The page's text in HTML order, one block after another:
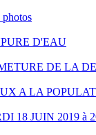
D'EAU
DE LA
A LA
18 JUIN 2019 à